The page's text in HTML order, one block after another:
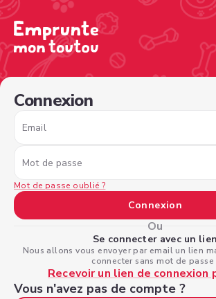
Connexion
Email
Mot de passe
Mot de passe oublié ?
Connexion
Ou
Se connecter avec un lien
Nous allons vous envoyer par email un lien
connecter sans mot de passe
Recevoir un lien de connexion
Vous n'avez pas de compte ?
/sign-in?nextPage=%2Fview-